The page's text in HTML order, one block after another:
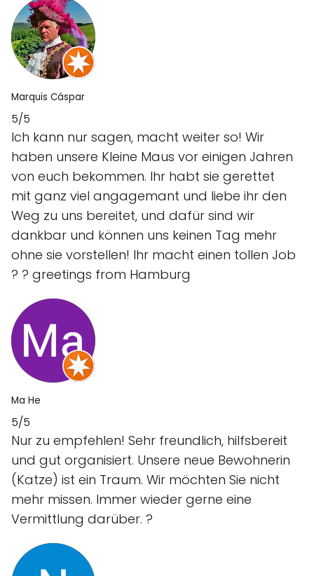
Marquis Cáspar
5/5
Ich kann nur sagen, macht weiter so! Wir
haben unsere Kleine Maus vor einigen Jahren
von euch bekommen. Ihr habt sie gerettet
mit ganz viel angagemant und liebe ihr den
Weg zu uns bereitet, und dafür sind wir
dankbar und können uns keinen Tag mehr
ohne sie vorstellen! Ihr macht einen tollen Job
? ? greetings from Hamburg
Ma He
5/5
Nur zu empfehlen! Sehr freundlich, hilfsbereit
und gut organisiert. Unsere neue Bewohnerin
(Katze) ist ein Traum. Wir möchten Sie nicht
mehr missen. Immer wieder gerne eine
Vermittlung darüber. ?